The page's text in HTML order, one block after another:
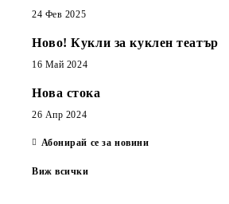
24 Фев 2025
Ново! Кукли за куклен театър
16 Май 2024
Нова стока
26 Апр 2024
Абонирай се за новини
Виж всички